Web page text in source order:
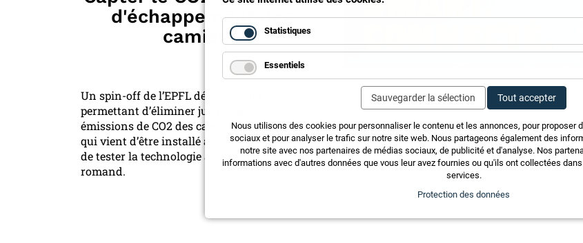
d'échappement des
camions
Un spin-off de l’EPFL développe un système
permettant d’éliminer jusqu’à 90% des
émissions de CO2 des camions. Le prototype,
qui vient d’être installé à Tolochenaz, permet
de tester la technologie avec un transporteur
romand.
Statistiques
Essentiels
Sauvegarder la sélection Tout accepter
Nous utilisons des cookies pour personnaliser le contenu et les annonces, pour proposer
sociaux et pour analyser le trafic sur notre site web. Nous partageons également des
notre site avec nos partenaires de médias sociaux, de publicité et d'analyse. Nos
informations avec d'autres données que vous leur avez fournies ou qu'ils ont collectées
services.
Protection des données